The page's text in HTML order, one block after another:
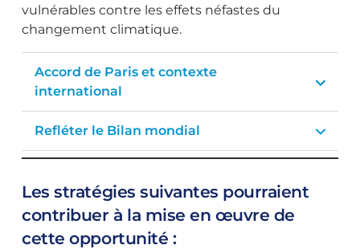
vulnérables contre les effets néfastes du
changement climatique.
Accord de Paris et contexte
international
Refléter le Bilan mondial
Les stratégies suivantes pourraient
contribuer à la mise en œuvre de
cette opportunité :